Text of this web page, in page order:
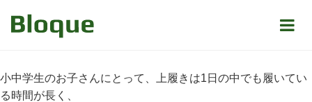
細身の上履きが入荷いたしました！
小中学生のお子さんにとって、上履きは1日の中でも履いてい
る時間が長く、